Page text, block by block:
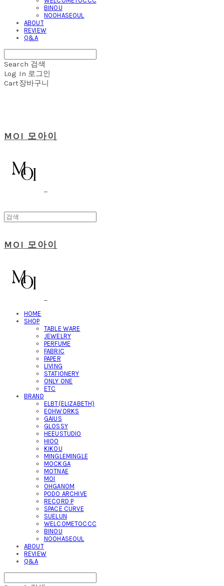
BINOU
NOOHASEOUL
ABOUT
REVIEW
Q&A
Search 검색
Log In 로그인
Cart장바구니
MOI 모아이
MOI 모아이
HOME
SHOP
TABLE WARE
JEWELRY
PERFUME
FABRIC
PAPER
LIVING
STATIONERY
ONLY ONE
ETC
BRAND
ELBT(ELIZABETH)
EOHWORKS
GAIUS
GLOSSY
HEEUSTUDIO
HIOO
KIKOU
MINGLEMINGLE
MOCKGA
MOTNAE
MOI
OHGANOM
PODO ARCHIVE
RECORD P
SPACE CURVE
SUELUN
WELCOMETOCCC
BINOU
NOOHASEOUL
ABOUT
REVIEW
Q&A